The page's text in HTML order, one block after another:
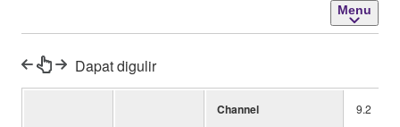
Menu
Dapat digulir
Channel 9.2